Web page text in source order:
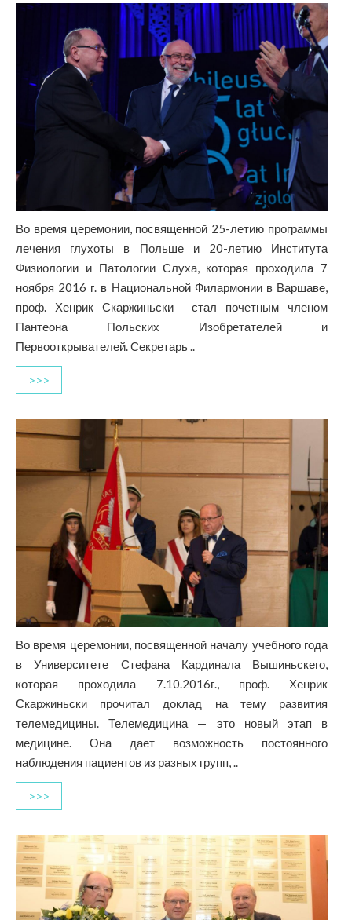
Во время церемонии, посвященной 25-летию программы
лечения глухоты в Польше и 20-летию Института
Физиологии и Патологии Слуха, которая проходила 7
ноября 2016 г. в Национальной Филармонии в Варшаве,
проф. Хенрик Скаржиньски стал почетным членом
Пантеона Польских Изобретателей и
Первооткрывателей. Секретарь ..
>>>
Во время церемонии, посвященной началу учебного года
в Университете Стефана Кардинала Вышиньскего,
которая проходила 7.10.2016г., проф. Хенрик
Скаржиньски прочитал доклад на тему развития
телемедицины. Телемедицина — это новый этап в
медицине. Она дает возможность постоянного
наблюдения пациентов из разных групп, ..
>>>